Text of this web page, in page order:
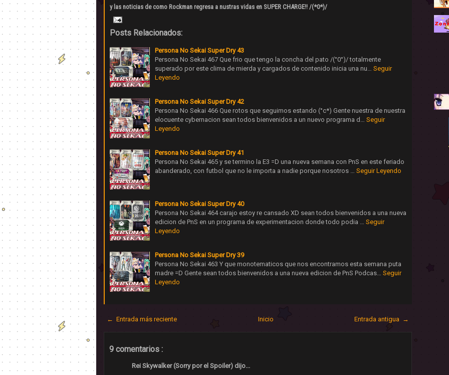
y las noticias de como Rockman regresa a nustras vidas en SUPER CHARGE!! /(*0*)/
Posts Relacionados:
Persona No Sekai Super Dry 43
Persona No Sekai 467 Que frio que tengo la concha del pato /(°0°)/ totalmente
superado por este clima de mierda y cargados de contenido inicia una nu… Seguir
Leyendo
Persona No Sekai Super Dry 42
Persona No Sekai 466 Que rotos que seguimos estando (°c*) Gente nuestra de nuestra
elocuente cybernacion sean todos bienvenidos a un nuevo programa d… Seguir
Leyendo
Persona No Sekai Super Dry 41
Persona No Sekai 465 y se termino la E3 =D una nueva semana con PnS en este feriado
abanderado, con futbol que no le importa a nadie porque nosotros … Seguir Leyendo
Persona No Sekai Super Dry 40
Persona No Sekai 464 carajo estoy re cansado XD sean todos bienvenidos a una nueva
edicion de PnS en un programa de experimentacion donde todo podia … Seguir
Leyendo
Persona No Sekai Super Dry 39
Persona No Sekai 463 Y que monotematicos que nos encontramos esta semana puta
madre =D Gente sean todos bienvenidos a una nueva edicion de PnS Podcas… Seguir
Leyendo
← Entrada más reciente Entrada antigua →
Inicio
9 comentarios :
Rei Skywalker (Sorry por el Spoiler) dijo...